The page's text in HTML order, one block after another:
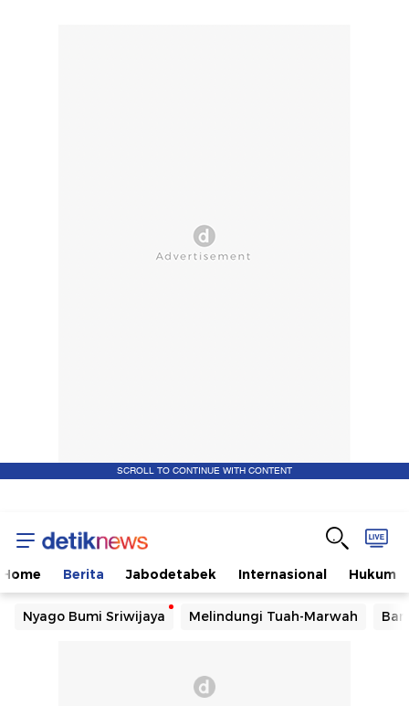
SCROLL TO CONTINUE WITH CONTENT
Home Berita Jabodetabek Internasional Hukum
Nyago Bumi Sriwijaya Melindungi Tuah-Marwah